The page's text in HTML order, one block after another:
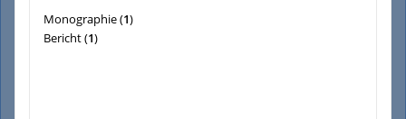
Monographie(1)
Bericht(1)